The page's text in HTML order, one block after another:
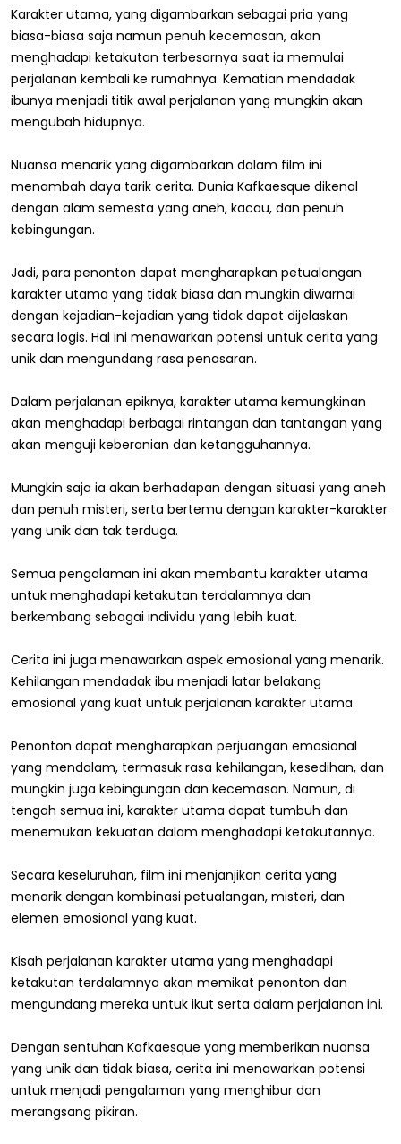
Karakter utama, yang digambarkan sebagai pria yang
biasa-biasa saja namun penuh kecemasan, akan
menghadapi ketakutan terbesarnya saat ia memulai
perjalanan kembali ke rumahnya. Kematian mendadak
ibunya menjadi titik awal perjalanan yang mungkin akan
mengubah hidupnya.
Nuansa menarik yang digambarkan dalam film ini
menambah daya tarik cerita. Dunia Kafkaesque dikenal
dengan alam semesta yang aneh, kacau, dan penuh
kebingungan.
Jadi, para penonton dapat mengharapkan petualangan
karakter utama yang tidak biasa dan mungkin diwarnai
dengan kejadian-kejadian yang tidak dapat dijelaskan
secara logis. Hal ini menawarkan potensi untuk cerita yang
unik dan mengundang rasa penasaran.
Dalam perjalanan epiknya, karakter utama kemungkinan
akan menghadapi berbagai rintangan dan tantangan yang
akan menguji keberanian dan ketangguhannya.
Mungkin saja ia akan berhadapan dengan situasi yang aneh
dan penuh misteri, serta bertemu dengan karakter-karakter
yang unik dan tak terduga.
Semua pengalaman ini akan membantu karakter utama
untuk menghadapi ketakutan terdalamnya dan
berkembang sebagai individu yang lebih kuat.
Cerita ini juga menawarkan aspek emosional yang menarik.
Kehilangan mendadak ibu menjadi latar belakang
emosional yang kuat untuk perjalanan karakter utama.
Penonton dapat mengharapkan perjuangan emosional
yang mendalam, termasuk rasa kehilangan, kesedihan, dan
mungkin juga kebingungan dan kecemasan. Namun, di
tengah semua ini, karakter utama dapat tumbuh dan
menemukan kekuatan dalam menghadapi ketakutannya.
Secara keseluruhan, film ini menjanjikan cerita yang
menarik dengan kombinasi petualangan, misteri, dan
elemen emosional yang kuat.
Kisah perjalanan karakter utama yang menghadapi
ketakutan terdalamnya akan memikat penonton dan
mengundang mereka untuk ikut serta dalam perjalanan ini.
Dengan sentuhan Kafkaesque yang memberikan nuansa
yang unik dan tidak biasa, cerita ini menawarkan potensi
untuk menjadi pengalaman yang menghibur dan
merangsang pikiran.